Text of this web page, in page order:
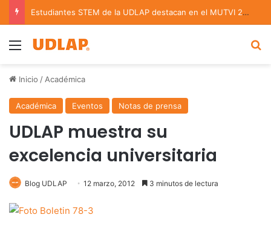
Estudiantes STEM de la UDLAP destacan en el MUTVI 2026
Menu
Inicio / Académica
Académica Eventos Notas de prensa
UDLAP muestra su
excelencia universitaria
Blog UDLAP 12 marzo, 2012 3 minutos de lectura